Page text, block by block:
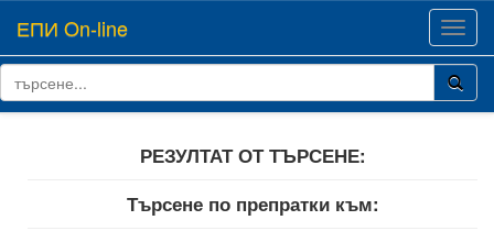
ЕПИ On-line
РЕЗУЛТАТ ОТ ТЪРСЕНЕ:
Търсене по препратки към: